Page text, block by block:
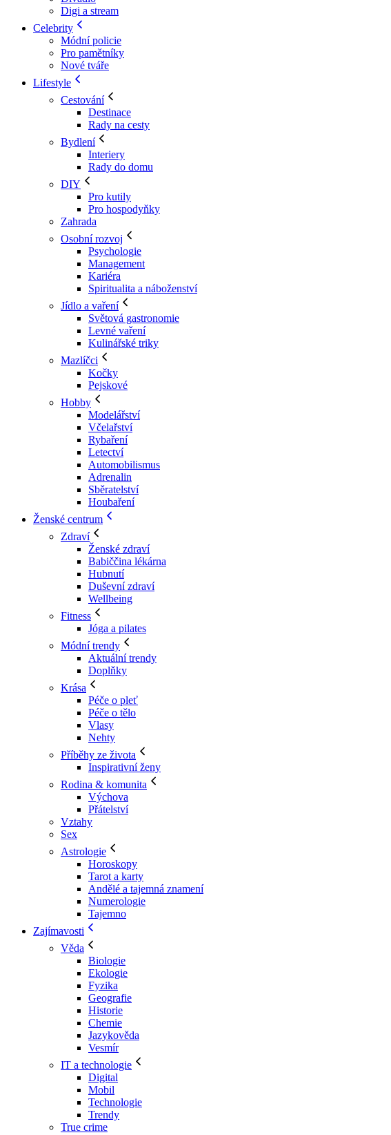
Digi a stream
Celebrity
Módní policie
Pro pamětníky
Nové tváře
Lifestyle
Cestování
Destinace
Rady na cesty
Bydlení
Interiery
Rady do domu
DIY
Pro kutily
Pro hospodyňky
Zahrada
Osobní rozvoj
Psychologie
Management
Kariéra
Spiritualita a náboženství
Jídlo a vaření
Světová gastronomie
Levné vaření
Kulinářské triky
Mazlíčci
Kočky
Pejskové
Hobby
Modelářství
Včelařství
Rybaření
Letectví
Automobilismus
Adrenalin
Sběratelství
Houbaření
Ženské centrum
Zdraví
Ženské zdraví
Babiččina lékárna
Hubnutí
Duševní zdraví
Wellbeing
Fitness
Jóga a pilates
Módní trendy
Aktuální trendy
Doplňky
Krása
Péče o pleť
Péče o tělo
Vlasy
Nehty
Příběhy ze života
Inspirativní ženy
Rodina & komunita
Výchova
Přátelství
Vztahy
Sex
Astrologie
Horoskopy
Tarot a karty
Andělé a tajemná znamení
Numerologie
Tajemno
Zajímavosti
Věda
Biologie
Ekologie
Fyzika
Geografie
Historie
Chemie
Jazykověda
Vesmír
IT a technologie
Digital
Mobil
Technologie
Trendy
True crime